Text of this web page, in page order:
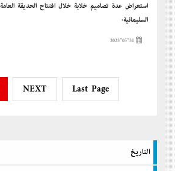
إستعراض عدة تصاميم خلابة خلال إفتتاح الحديقة
السليمانية.
NEXT Last Page
التاريخ